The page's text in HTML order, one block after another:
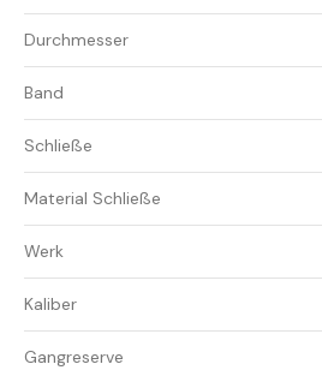
Durchmesser
Band
Schließe
Material Schließe
Werk
Kaliber
Gangreserve